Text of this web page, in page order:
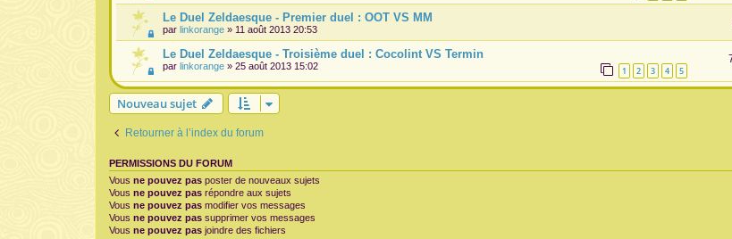
Le Duel Zeldaesque - Premier duel : OOT VS MM
par linkorange » 11 août 2013 20:53
Le Duel Zeldaesque - Troisième duel : Cocolint VS Termin
par linkorange » 25 août 2013 15:02 1 2 3 4 5
Nouveau sujet
Retourner à l’index du forum
PERMISSIONS DU FORUM
Vous ne pouvez pas poster de nouveaux sujets
Vous ne pouvez pas répondre aux sujets
Vous ne pouvez pas modifier vos messages
Vous ne pouvez pas supprimer vos messages
Vous ne pouvez pas joindre des fichiers